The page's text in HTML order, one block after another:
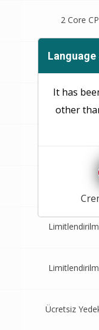
2 Core
2 GB
Ücretsiz
It has
other